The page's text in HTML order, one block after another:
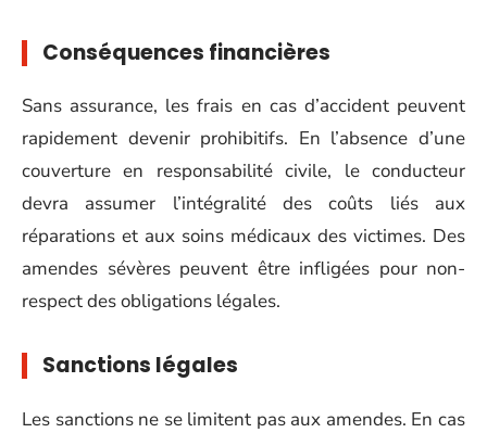
Conséquences financières
Sans assurance, les frais en cas d’accident peuvent
rapidement devenir prohibitifs. En l’absence d’une
couverture en responsabilité civile, le conducteur
devra assumer l’intégralité des coûts liés aux
réparations et aux soins médicaux des victimes. Des
amendes sévères peuvent être infligées pour non-
respect des obligations légales.
Sanctions légales
Les sanctions ne se limitent pas aux amendes. En cas